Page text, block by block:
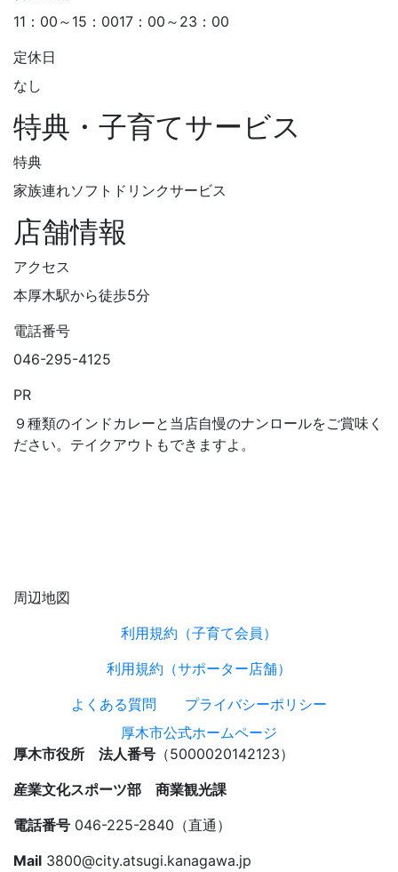
11：00～15：0017：00～23：00
定休日
なし
特典・子育てサービス
特典
家族連れソフトドリンクサービス
店舗情報
アクセス
本厚木駅から徒歩5分
電話番号
046-295-4125
PR
９種類のインドカレーと当店自慢のナンロールをご賞味く
ださい。テイクアウトもできますよ。
周辺地図
利用規約（子育て会員）
利用規約（サポーター店舗）
よくある質問
プライバシーポリシー
厚木市公式ホームページ
厚木市役所 法人番号 （5000020142123）
産業文化スポーツ部 商業観光課
電話番号 046-225-2840（直通）
Mail 3800@city.atsugi.kanagawa.jp